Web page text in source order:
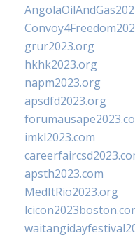
grur2023.org
hkhk2023.org
napm2023.org
apsdfd2023.org
imkl2023.com
apsth2023.com
MedItRio2023.org